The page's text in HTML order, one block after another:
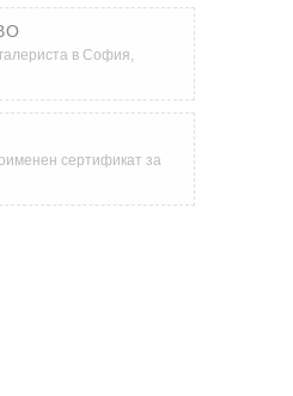
в София,
сертификат за